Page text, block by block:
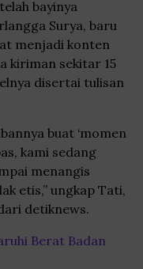
bayinya
Surya, baru
menjadi konten
kiriman sekitar 15
disertai tulisan
buat ‘momen
kami sedang
menangis
etis,” ungkap Tati,
detiknews.
Berat Badan